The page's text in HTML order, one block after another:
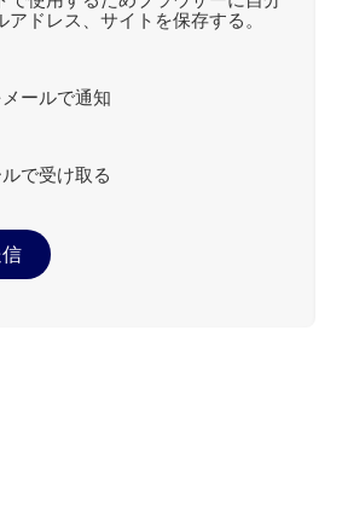
アドレス、サイトを保存する。
ールで通知
で受け取る